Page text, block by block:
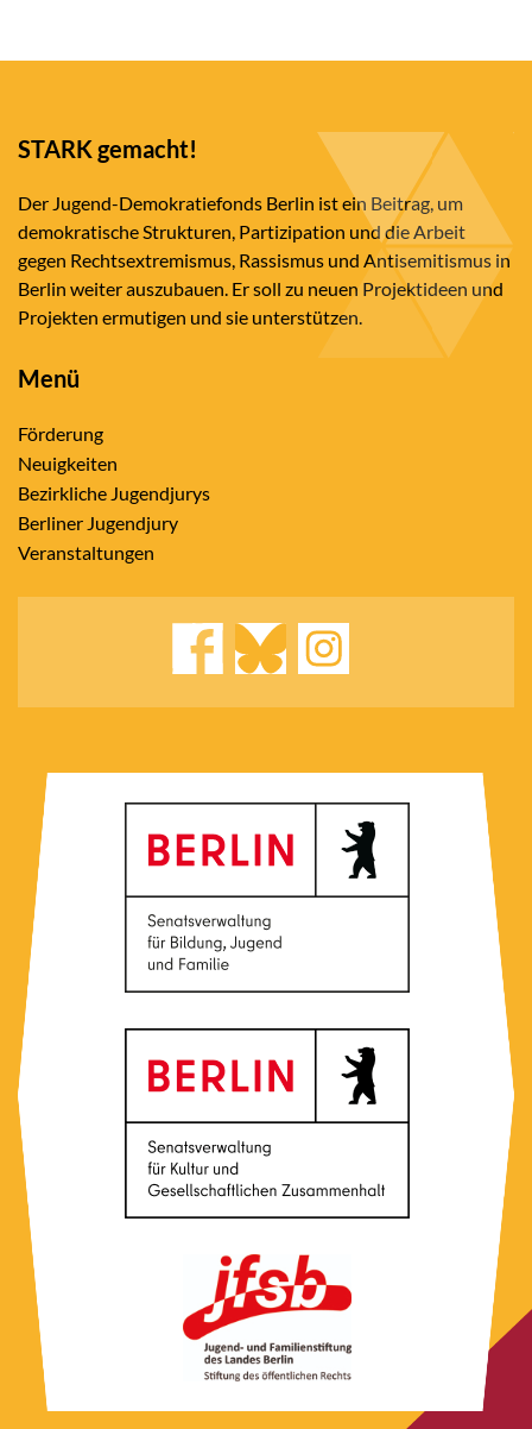
STARK gemacht!
Der Jugend-Demokratiefonds Berlin ist ein Beitrag, um
demokratische Strukturen, Partizipation und die Arbeit
gegen Rechtsextremismus, Rassismus und Antisemitismus in
Berlin weiter auszubauen. Er soll zu neuen Projektideen und
Projekten ermutigen und sie unterstützen.
Menü
Förderung
Neuigkeiten
Bezirkliche Jugendjurys
Berliner Jugendjury
Veranstaltungen